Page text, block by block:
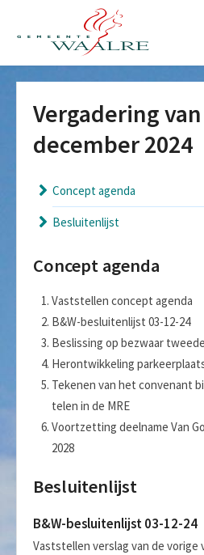
Vergadering
december 2024
Concept agenda
Besluitenlijst
Concept agenda
Vaststellen concept agenda
B&W-besluitenlijst 03-12-24
Beslissing op bezwaar
Herontwikkeling
Tekenen van het convenant
telen in de MRE
Voortzetting deelname Van
2028
Besluitenlijst
B&W-besluitenlijst 03-12-24
Vaststellen verslag van de vorige